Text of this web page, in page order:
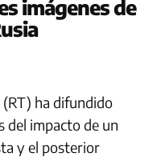
imágenes de
(RT) ha difundido
del impacto de un
y el posterior